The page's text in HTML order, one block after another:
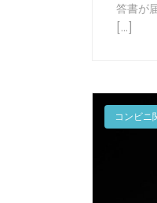
答書が
[…]
コンビニ